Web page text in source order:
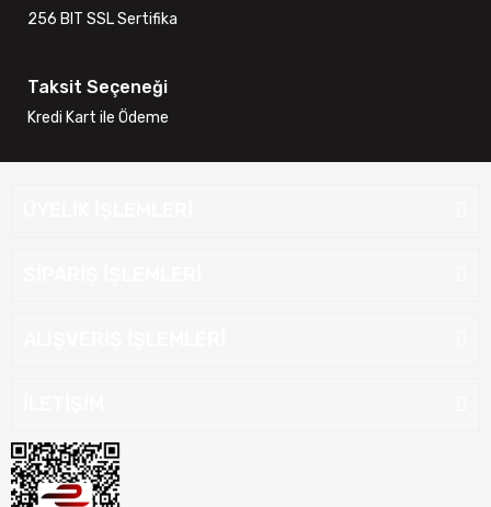
256 BIT SSL Sertifika
Taksit Seçeneği
Kredi Kart ile Ödeme